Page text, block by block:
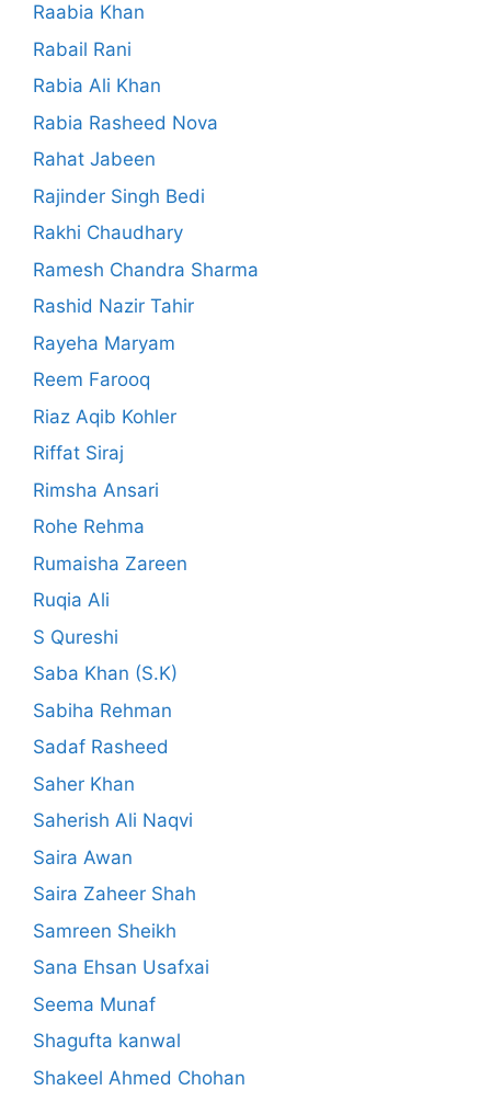
Raabia Khan
Rabail Rani
Rabia Ali Khan
Rabia Rasheed Nova
Rahat Jabeen
Rajinder Singh Bedi
Rakhi Chaudhary
Ramesh Chandra Sharma
Rashid Nazir Tahir
Rayeha Maryam
Reem Farooq
Riaz Aqib Kohler
Riffat Siraj
Rimsha Ansari
Rohe Rehma
Rumaisha Zareen
Ruqia Ali
S Qureshi
Saba Khan (S.K)
Sabiha Rehman
Sadaf Rasheed
Saher Khan
Saherish Ali Naqvi
Saira Awan
Saira Zaheer Shah
Samreen Sheikh
Sana Ehsan Usafxai
Seema Munaf
Shagufta kanwal
Shakeel Ahmed Chohan